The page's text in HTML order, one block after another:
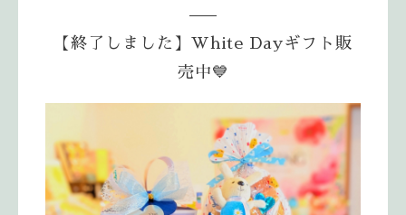
【終了しました】White Dayギフト販
売中💙